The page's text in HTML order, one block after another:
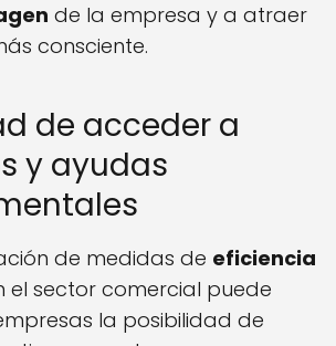
de la empresa y a atraer
consciente.
de acceder a
y ayudas
de medidas de eficiencia
el sector comercial puede
la posibilidad de